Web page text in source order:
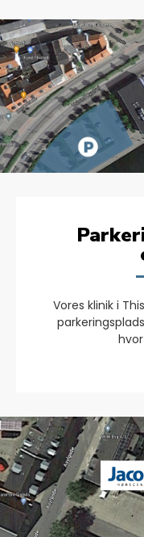
Vores klinik i